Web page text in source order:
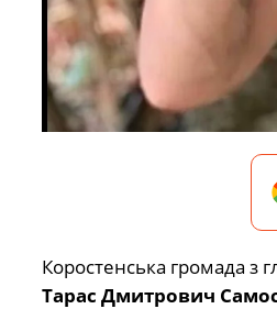
Коростенська громада з
Тарас Дмитрович